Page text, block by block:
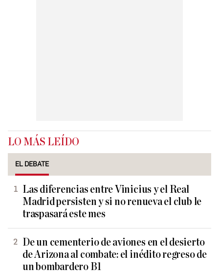
LO MÁS LEÍDO
EL DEBATE
Las diferencias entre Vinicius y el Real
Madrid persisten y si no renueva el club le
traspasará este mes
De un cementerio de aviones en el desierto
de Arizona al combate: el inédito regreso de
un bombardero B1